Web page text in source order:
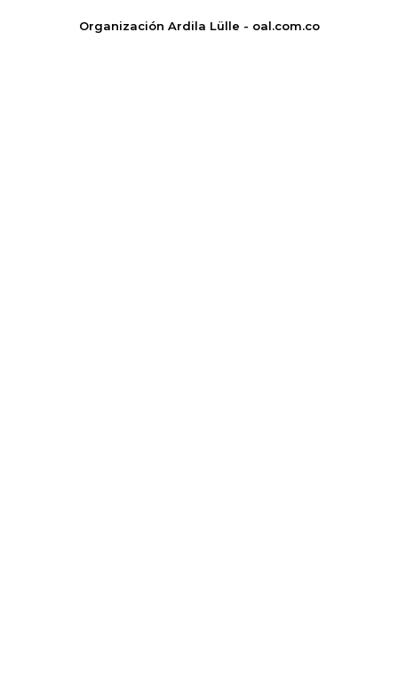
Organización Ardila Lülle - oal.com.co